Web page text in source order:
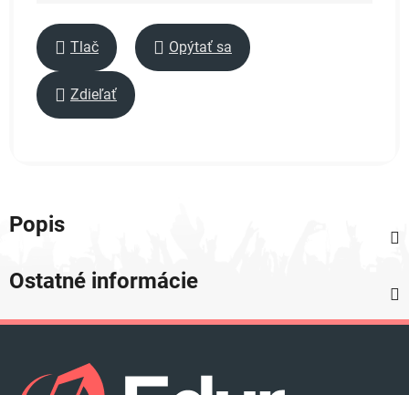
Tlač Opýtať sa
Zdieľať
Popis
Ostatné informácie